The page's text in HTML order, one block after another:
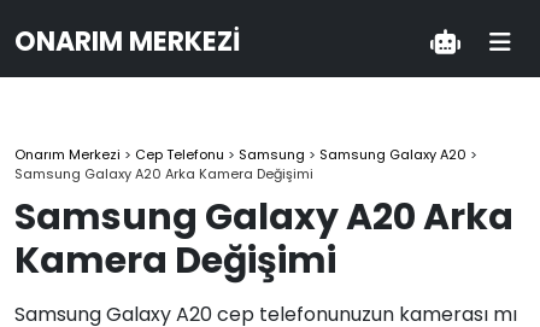
ONARIM MERKEZI
Onarım Merkezi > Cep Telefonu > Samsung > Samsung Galaxy A20 >
Samsung Galaxy A20 Arka Kamera Değişimi
Samsung Galaxy A20 Arka
Kamera Değişimi
Samsung Galaxy A20 cep telefonunuzun kamerası mı